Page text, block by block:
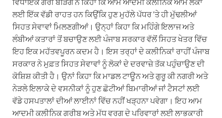
ਲਈ ਇੱਕ ਵੱਡੀ ਰਾਹਤ ਹਨ ਕਿਉਂਕਿ ਹੁਣ ਮੁਹੱਲੇ ਪੱਧਰ ‘ਤੇ ਹੀ ਮੁੱਢਲੀਆਂ
ਸਿਹਤ ਸੇਵਾਵਾਂ ਮਿਲਣਗੀਆਂ। ਉਨ੍ਹਾਂ ਕਿਹਾ ਕਿ ਮਹਿੰਗੇ ਇਲਾਜ ਅਤੇ
ਲੰਬੀਆਂ ਕਤਾਰਾਂ ਤੋਂ ਬਚਾਉਣ ਲਈ ਪੰਜਾਬ ਸਰਕਾਰ ਵੱਲੋਂ ਸਿਹਤ ਖੇਤਰ ਵਿੱਚ
ਇਹ ਇਕ ਮਹੱਤਵਪੂਰਨ ਕਦਮ ਹੈ। ਇਸ ਤਰ੍ਹਾਂ ਦੇ ਕਲੀਨਿਕਾਂ ਰਾਹੀਂ ਪੰਜਾਬ
ਸਰਕਾਰ ਨੇ ਮੁਫ਼ਤ ਸਿਹਤ ਸੇਵਾਵਾਂ ਨੂੰ ਲੋਕਾਂ ਦੇ ਦਰਵਾਜ਼ੇ ਤੱਕ ਪਹੁੰਚਾਉਣ ਦੀ
ਕੋਸ਼ਿਸ਼ ਕੀਤੀ ਹੈ। ਉਨਾਂ ਕਿਹਾ ਕਿ ਮਾਡਲ ਟਾਊਨ ਅਤੇ ਗੁਰੂ ਕੀ ਨਗਰੀ ਅਤੇ
ਨੇੜਲੇ ਇਲਾਕੇ ਦੇ ਵਸਨੀਕਾਂ ਨੂੰ ਹੁਣ ਛੋਟੀਆਂ ਬਿਮਾਰੀਆਂ ਜਾਂ ਟੈਸਟਾਂ ਲਈ
ਵੱਡੇ ਹਸਪਤਾਲਾਂ ਦੀਆਂ ਲਾਈਨਾਂ ਵਿੱਚ ਨਹੀਂ ਖੜ੍ਹਨਾ ਪਵੇਗਾ। ਇਹ ਆਮ
ਆਦਮੀ ਕਲੀਨਿਕ ਗਰੀਬ ਅਤੇ ਮੱਧ ਵਰਗ ਦੇ ਪਰਿਵਾਰਾਂ ਲਈ ਲਾਭਕਾਰੀ